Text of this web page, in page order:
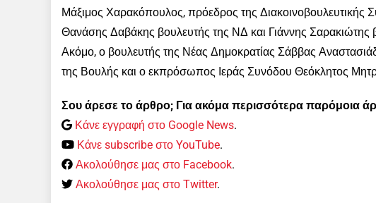
Μάξιμος Χαρακόπουλος, πρόεδρος της Διακοινοβουλευτικής
Θανάσης Δαβάκης βουλευτής της ΝΔ και Γιάννης Σαρακιώτης
Ακόμο, ο βουλευτής της Νέας Δημοκρατίας Σάββας
της Βουλής και ο εκπρόσωπος Ιεράς Συνόδου Θεόκλητος
Σου άρεσε το άρθρο; Για ακόμα περισσότερα παρόμοια
Κάνε εγγραφή στο Google News.
Κάνε subscribe στο YouTube.
Ακολούθησε μας στο Facebook.
Ακολούθησε μας στο Twitter.